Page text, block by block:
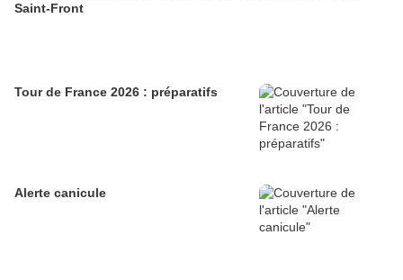
Saint-Front
Tour de France 2026 : préparatifs
Alerte canicule